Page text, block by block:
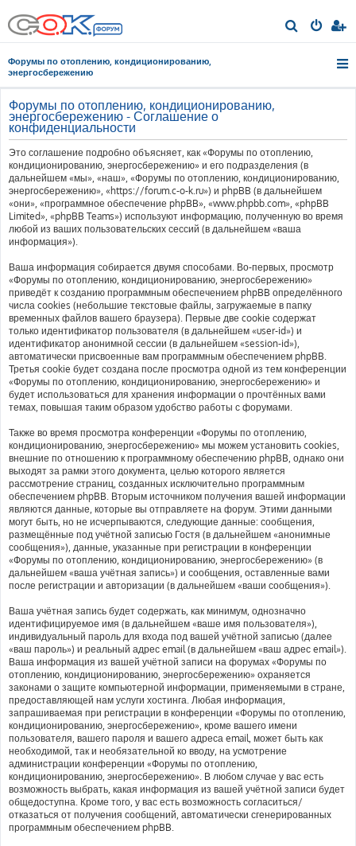
о
Форумы по отоплению, кондиционированию,
энергосбережению
Форумы по отоплению, кондиционированию,
энергосбережению - Соглашение о
конфиденциальности
Это соглашение подробно объясняет, как «Форумы по отоплению,
кондиционированию, энергосбережению» и его подразделения (в
дальнейшем «мы», «наш», «Форумы по отоплению, кондиционированию,
энергосбережению», «https://forum.c-o-k.ru») и phpBB (в дальнейшем
«они», «программное обеспечение phpBB», «www.phpbb.com», «phpBB
Limited», «phpBB Teams») используют информацию, полученную во время
любой из ваших пользовательских сессий (в дальнейшем «ваша
информация»).
Ваша информация собирается двумя способами. Во-первых, просмотр
«Форумы по отоплению, кондиционированию, энергосбережению»
приведёт к созданию программным обеспечением phpBB определённого
числа cookies (небольшие текстовые файлы, загружаемые в папку
временных файлов вашего браузера). Первые две cookie содержат
только идентификатор пользователя (в дальнейшем «user-id») и
идентификатор анонимной сессии (в дальнейшем «session-id»),
автоматически присвоенные вам программным обеспечением phpBB.
Третья cookie будет создана после просмотра одной из тем конференции
«Форумы по отоплению, кондиционированию, энергосбережению» и
будет использоваться для хранения информации о прочтённых вами
темах, повышая таким образом удобство работы с форумами.
Также во время просмотра конференции «Форумы по отоплению,
кондиционированию, энергосбережению» мы можем установить cookies,
внешние по отношению к программному обеспечению phpBB, однако они
выходят за рамки этого документа, целью которого является
рассмотрение страниц, созданных исключительно программным
обеспечением phpBB. Вторым источником получения вашей информации
являются данные, которые вы отправляете на форум. Этими данными
могут быть, но не исчерпываются, следующие данные: сообщения,
размещённые под учётной записью Гостя (в дальнейшем «анонимные
сообщения»), данные, указанные при регистрации в конференции
«Форумы по отоплению, кондиционированию, энергосбережению» (в
дальнейшем «ваша учётная запись») и сообщения, оставленные вами
после регистрации и авторизации (в дальнейшем «ваши сообщения»).
Ваша учётная запись будет содержать, как минимум, однозначно
идентифицируемое имя (в дальнейшем «ваше имя пользователя»),
индивидуальный пароль для входа под вашей учётной записью (далее
«ваш пароль») и реальный адрес email (в дальнейшем «ваш адрес email»).
Ваша информация из вашей учётной записи на форумах «Форумы по
отоплению, кондиционированию, энергосбережению» охраняется
законами о защите компьютерной информации, применяемыми в стране,
предоставляющей нам услуги хостинга. Любая информация,
запрашиваемая при регистрации в конференции «Форумы по отоплению,
кондиционированию, энергосбережению», кроме вашего имени
пользователя, вашего пароля и вашего адреса email, может быть как
необходимой, так и необязательной ко вводу, на усмотрение
администрации конференции «Форумы по отоплению,
кондиционированию, энергосбережению». В любом случае у вас есть
возможность выбрать, какая информация из вашей учётной записи будет
общедоступна. Кроме того, у вас есть возможность согласиться/
отказаться от получения сообщений, автоматически сгенерированных
программным обеспечением phpBB.